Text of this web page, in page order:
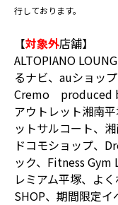
行しております。
【対象外店舗】
ALTOPIANO
るナビ、auショッ
Cremo produced
アウトレット湘南
ットサルコート、
ドコモショップ、
ック、Fitness Gym
レミアム平塚、よ
SHOP、期間限定イ